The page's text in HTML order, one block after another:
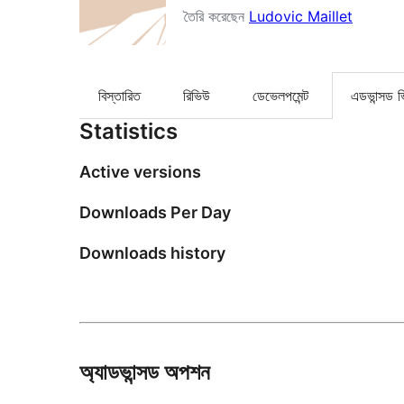
তৈরি করেছেন Ludovic Maillet
বিস্তারিত রিভিউ ডেভেলপমেন্ট এডভান্সড
Statistics
Active versions
Downloads Per Day
Downloads history
অ্যাডভান্সড অপশন